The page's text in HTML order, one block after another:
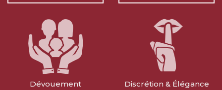
Dévouement Discrétion & Élégance